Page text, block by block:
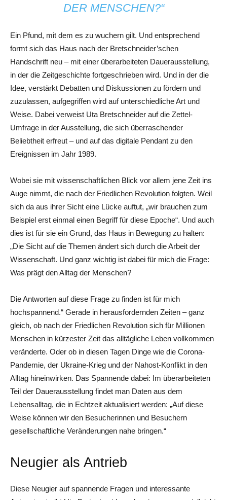
DER MENSCHEN?“
Ein Pfund, mit dem es zu wuchern gilt. Und entsprechend
formt sich das Haus nach der Bretschneider’schen
Handschrift neu – mit einer überarbeiteten Dauerausstellung,
in der die Zeitgeschichte fortgeschrieben wird. Und in der die
Idee, verstärkt Debatten und Diskussionen zu fördern und
zuzulassen, aufgegriffen wird auf unterschiedliche Art und
Weise. Dabei verweist Uta Bretschneider auf die Zettel-
Umfrage in der Ausstellung, die sich überraschender
Beliebtheit erfreut – und auf das digitale Pendant zu den
Ereignissen im Jahr 1989.
Wobei sie mit wissenschaftlichen Blick vor allem jene Zeit ins
Auge nimmt, die nach der Friedlichen Revolution folgten. Weil
sich da aus ihrer Sicht eine Lücke auftut, „wir brauchen zum
Beispiel erst einmal einen Begriff für diese Epoche“. Und auch
dies ist für sie ein Grund, das Haus in Bewegung zu halten:
„Die Sicht auf die Themen ändert sich durch die Arbeit der
Wissenschaft. Und ganz wichtig ist dabei für mich die Frage:
Was prägt den Alltag der Menschen?
Die Antworten auf diese Frage zu finden ist für mich
hochspannend.“ Gerade in herausfordernden Zeiten – ganz
gleich, ob nach der Friedlichen Revolution sich für Millionen
Menschen in kürzester Zeit das alltägliche Leben vollkommen
veränderte. Oder ob in diesen Tagen Dinge wie die Corona-
Pandemie, der Ukraine-Krieg und der Nahost-Konflikt in den
Alltag hineinwirken. Das Spannende dabei: Im überarbeiteten
Teil der Dauerausstellung findet man Daten aus dem
Lebensalltag, die in Echtzeit aktualisiert werden: „Auf diese
Weise können wir den Besucherinnen und Besuchern
gesellschaftliche Veränderungen nahe bringen.“
Neugier als Antrieb
Diese Neugier auf spannende Fragen und interessante